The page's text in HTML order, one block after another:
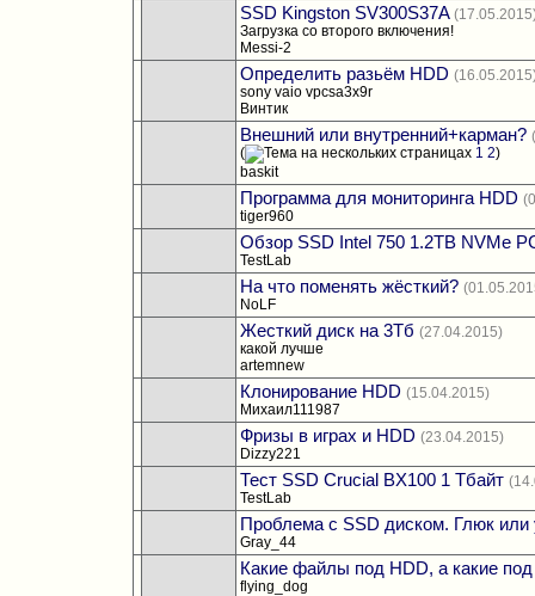
SSD Kingston SV300S37A
Загрузка со второго включения!
Messi-2
Определить разьём HDD
sony vaio vpcsa3x9r
Винтик
Внешний или внутренний+карман?
(
1 2)
baskit
Программа для мониторинга HDD
tiger960
Обзор SSD Intel 750 1.2TB NVMe
TestLab
На что поменять жёсткий?
NoLF
Жесткий диск на 3Тб (27.04.2015)
какой лучше
artemnew
Клонирование HDD (15.04.2015)
Михаил111987
Фризы в играх и HDD (23.04.2015)
Dizzy221
Тест SSD Crucial BX100 1 Тбайт
TestLab
Проблема с SSD диском. Глюк или
Gray_44
Какие файлы под HDD, а какие
flying_dog